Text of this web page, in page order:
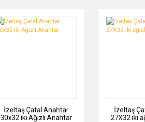
İzeltaş Çatal Anahtar
30x32 iki Ağızlı Anahtar
İzeltaş
27X32 iki